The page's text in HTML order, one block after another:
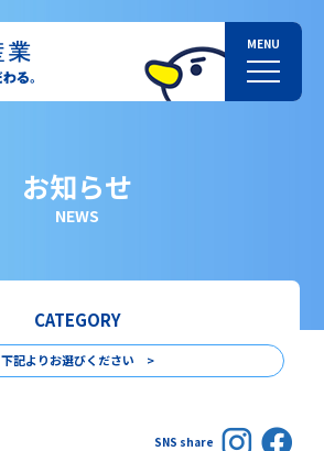
お知らせ
NEWS
CATEGORY
下記よりお選びください >
SNS share